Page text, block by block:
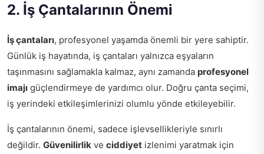
2. İş Çantalarının Önemi
İş çantaları, profesyonel yaşamda önemli bir yere sahiptir.
Günlük iş hayatında, iş çantaları yalnızca eşyaların
taşınmasını sağlamakla kalmaz, aynı zamanda profesyonel
imajı güçlendirmeye de yardımcı olur. Doğru çanta seçimi,
iş yerindeki etkileşimlerinizi olumlu yönde etkileyebilir.
İş çantalarının önemi, sadece işlevsellikleriyle sınırlı
değildir. Güvenilirlik ve ciddiyet izlenimi yaratmak için